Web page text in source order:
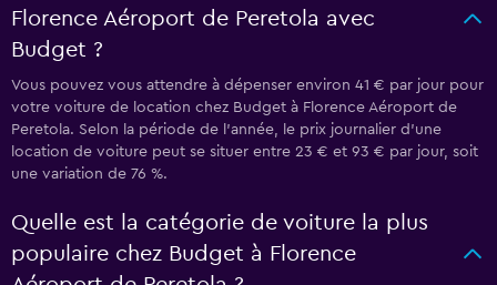
Florence Aéroport de Peretola avec
Budget ?
Vous pouvez vous attendre à dépenser environ 41 € par jour pour
votre voiture de location chez Budget à Florence Aéroport de
Peretola. Selon la période de l’année, le prix journalier d'une
location de voiture peut se situer entre 23 € et 93 € par jour, soit
une variation de 76 %.
Quelle est la catégorie de voiture la plus
populaire chez Budget à Florence